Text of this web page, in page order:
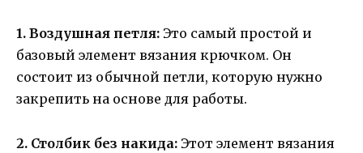
1. Воздушная петля: Это самый простой и
базовый элемент вязания крючком. Он
состоит из обычной петли, которую нужно
закрепить на основе для работы.
2. Столбик без накида: Этот элемент вязания